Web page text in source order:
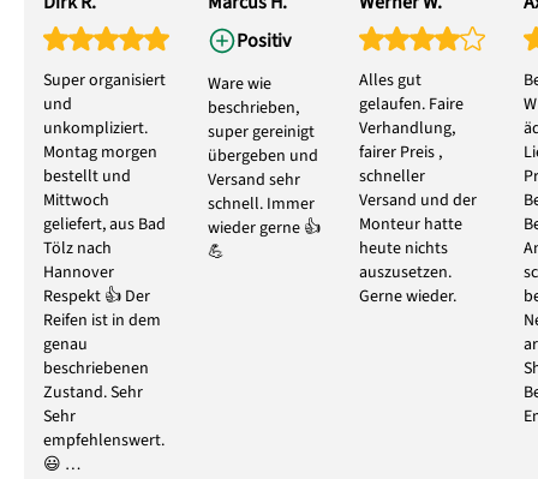
Super organisiert
und
unkompliziert.
Montag morgen
bestellt und
Mittwoch
geliefert, aus Bad
Tölz nach
Hannover
Respekt 👍 Der
Reifen ist in dem
genau
beschriebenen
Zustand. Sehr
Sehr
empfehlenswert.
😃 …
Positiv
Ware wie
beschrieben,
super gereinigt
übergeben und
Versand sehr
schnell. Immer
wieder gerne 👍
💪
Alles gut
gelaufen. Faire
Verhandlung,
fairer Preis ,
schneller
Versand und der
Monteur hatte
heute nichts
auszusetzen.
Gerne wieder.